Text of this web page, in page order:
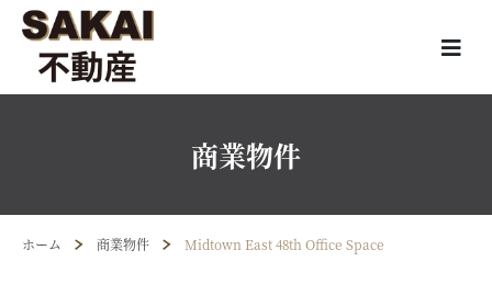
商業物件
ホーム 商業物件 Midtown East 48th Office Space